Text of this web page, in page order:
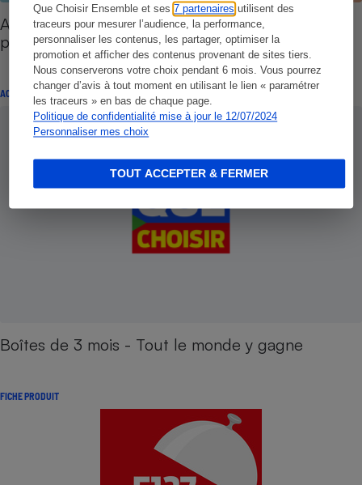
Que Choisir Ensemble et ses7 partenaires utilisent des
traceurs pour mesurer l’audience, la performance,
personnaliser les contenus, les partager, optimiser la
promotion et afficher des contenus provenant de sites tiers.
Nous conserverons votre choix pendant 6 mois. Vous pourrez
changer d’avis à tout moment en utilisant le lien « paramétrer
les traceurs » en bas de chaque page.
Politique de confidentialité mise à jour le 12/07/2024
Personnaliser mes choix
TOUT ACCEPTER & FERMER
Additifs alimentaires - Les USA interdisent
plusieurs colorants nocifs
ACTUALITÉ
Boîtes de 3 mois - Tout le monde y gagne
FICHE PRODUIT